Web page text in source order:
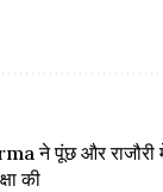
ने पूंछ और राजौरी
की